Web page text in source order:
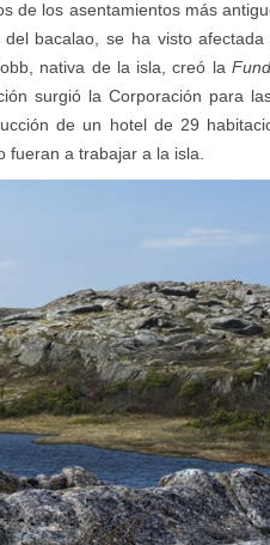
de los asentamientos más
del bacalao, se ha visto
nativa de la isla, creó la
surgió la Corporación para
de un hotel de 29
fueran a trabajar a la isla.